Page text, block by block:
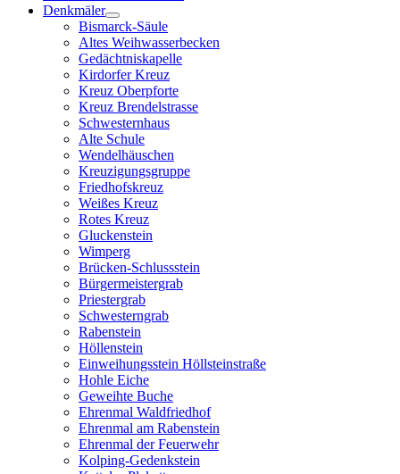
Denkmäler
Bismarck-Säule
Altes Weihwasserbecken
Gedächtniskapelle
Kirdorfer Kreuz
Kreuz Oberpforte
Kreuz Brendelstrasse
Schwesternhaus
Alte Schule
Wendelhäuschen
Kreuzigungsgruppe
Friedhofskreuz
Weißes Kreuz
Rotes Kreuz
Gluckenstein
Wimperg
Brücken-Schlussstein
Bürgermeistergrab
Priestergrab
Schwesterngrab
Rabenstein
Höllenstein
Einweihungsstein Höllsteinstraße
Hohle Eiche
Geweihte Buche
Ehrenmal Waldfriedhof
Ehrenmal am Rabenstein
Ehrenmal der Feuerwehr
Kolping-Gedenkstein